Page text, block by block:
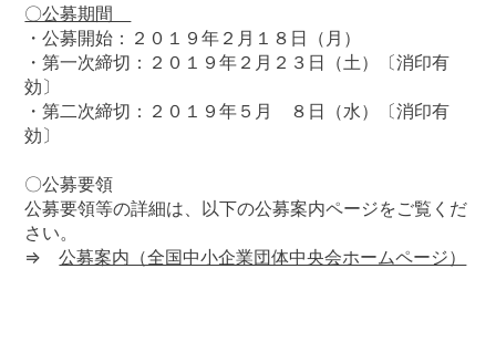
〇公募期間
・公募開始：２０１９年２月１８日（月）
・第一次締切：２０１９年２月２３日（土）〔消印有
効〕
・第二次締切：２０１９年５月 ８日（水）〔消印有
効〕
〇公募要領
公募要領等の詳細は、以下の公募案内ページをご覧くだ
さい。
⇒公募案内（全国中小企業団体中央会ホームページ）